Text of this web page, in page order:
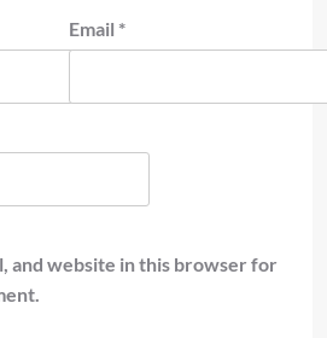
Email *
and website in this browser for